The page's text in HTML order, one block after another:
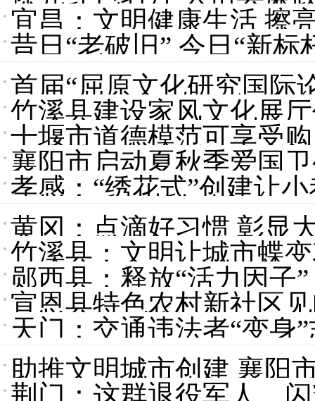
宜昌：文明健康生活 擦
昔日“老破旧” 今日“新
蝶变记
首届“屈原文化研究国际
竹溪县建设家风文化展
泽心灵
十堰市道德模范可享受
襄阳市启动夏秋季爱国
孝感：“绣花式”创建让
黄冈：点滴好习惯 彰显
竹溪县：文明让城市蝶
郧西县：释放“活力因子
宣恩县特色农村新社区
天门：交通违法者“变身
助推文明城市创建 襄阳